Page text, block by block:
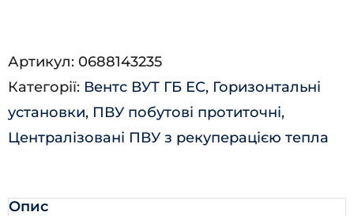
ГБЕ
ЕС
А21
кількість
Артикул: 0688143235
Категорії: Вентс ВУТ ГБ ЕС, Горизонтальні
установки, ПВУ побутові протиточні,
Централізовані ПВУ з рекуперацією тепла
Опис